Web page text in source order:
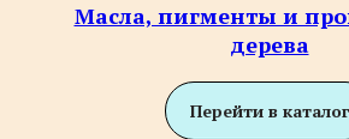
Масла, пигменты и
дерева
Перейти в каталог